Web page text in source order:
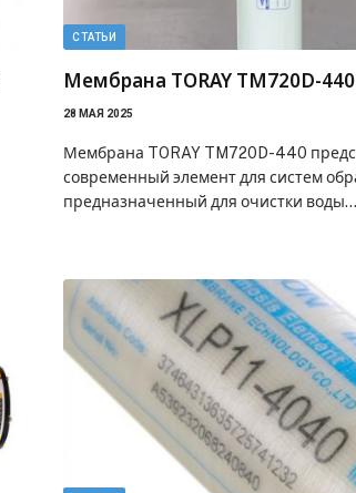
СТАТЬИ
Мембрана TORAY TM720D-440
28 МАЯ 2025
Мембрана TORAY TM720D-440
современный элемент для систем
предназначенный для очистки воды…